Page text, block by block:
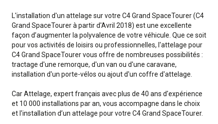
L'installation d'un attelage sur votre C4 Grand SpaceTourer (C4
Grand SpaceTourer à partir d'Avril 2018) est une excellente
façon d’augmenter la polyvalence de votre véhicule. Que ce soit
pour vos activités de loisirs ou professionnelles, l'attelage pour
C4 Grand SpaceTourer vous offre de nombreuses possibilités :
tractage d'une remorque, d'un van ou d'une caravane,
installation d'un porte-vélos ou ajout d'un coffre d'attelage.
Car Attelage, expert français avec plus de 40 ans d'expérience
et 10 000 installations par an, vous accompagne dans le choix
et l'installation d’un attelage pour votre C4 Grand SpaceTourer.